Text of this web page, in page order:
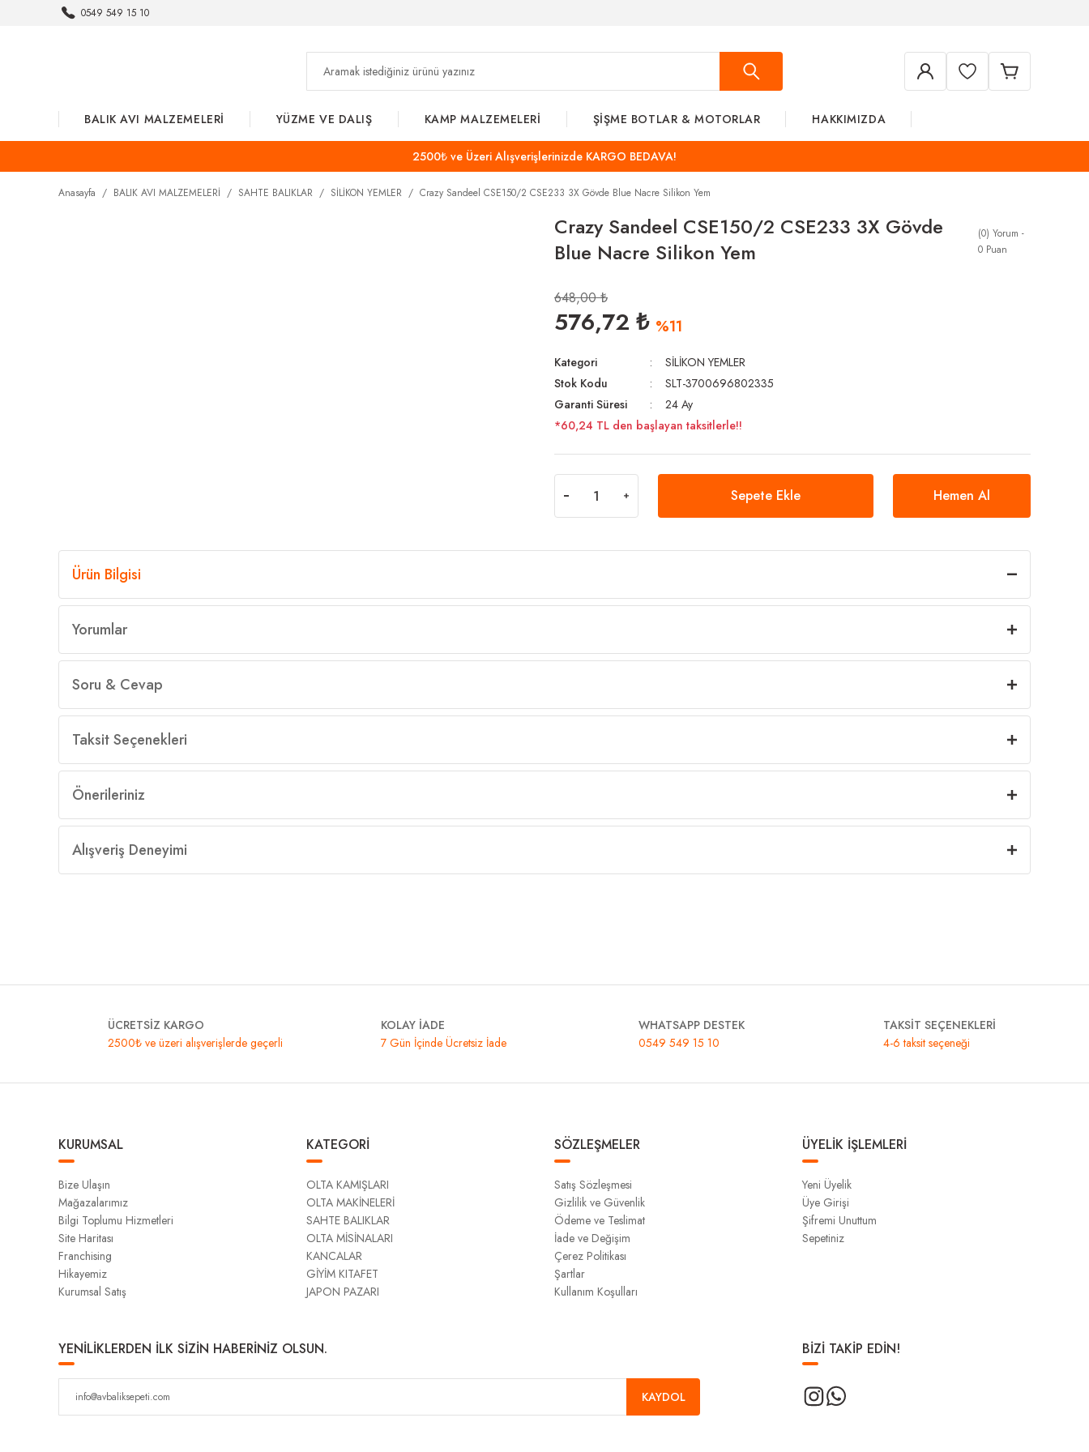
0549 549 15 10
BALIK AVI MALZEMELERİ YÜZME VE DALIŞ KAMP MALZEMELERİ ŞİŞME BOTLAR & MOTORLAR HAKKIMIZDA
2500₺ ve Üzeri Alışverişlerinizde KARGO BEDAVA!
Anasayfa BALIK AVI MALZEMELERİ SAHTE BALIKLAR SİLİKON YEMLER Crazy Sandeel CSE150/2 CSE233 3X Gövde Blue Nacre Silikon Yem
Crazy Sandeel CSE150/2 CSE233 3X Gövde
Blue Nacre Silikon Yem
(0) Yorum -
0 Puan
648,00 ₺
576,72 ₺ %11
Kategori
SİLİKON YEMLER
Stok Kodu
SLT-3700696802335
Garanti Süresi
24 Ay
*60,24 TL den başlayan taksitlerle!!
Sepete Ekle Hemen Al
Ürün Bilgisi
Yorumlar
Soru & Cevap
Taksit Seçenekleri
Önerileriniz
Alışveriş Deneyimi
ÜCRETSİZ KARGO
2500₺ ve üzeri alışverişlerde geçerli
KOLAY İADE
7 Gün İçinde Ücretsiz İade
WHATSAPP DESTEK
0549 549 15 10
TAKSİT SEÇENEKLERİ
4-6 taksit seçeneği
KURUMSAL
Bize Ulaşın
Mağazalarımız
Bilgi Toplumu Hizmetleri
Site Haritası
Franchising
Hikayemiz
Kurumsal Satış
KATEGORİ
OLTA KAMIŞLARI
OLTA MAKİNELERİ
SAHTE BALIKLAR
OLTA MİSİNALARI
KANCALAR
GİYİM KITAFET
JAPON PAZARI
SÖZLEŞMELER
Satış Sözleşmesi
Gizlilik ve Güvenlik
Ödeme ve Teslimat
İade ve Değişim
Çerez Politikası
Şartlar
Kullanım Koşulları
ÜYELİK İŞLEMLERİ
Yeni Üyelik
Üye Girişi
Şifremi Unuttum
Sepetiniz
YENİLİKLERDEN İLK SİZİN HABERİNİZ OLSUN.
KAYDOL
BİZİ TAKİP EDİN!